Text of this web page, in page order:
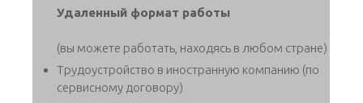
Удаленный формат работы
(вы можете работать, находясь в любом стране)
Трудоустройство в иностранную компанию (по
сервисному договору)